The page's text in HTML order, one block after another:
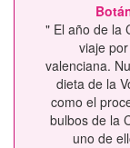
" El año de la
viaje
valenciana.
dieta de la
como el
bulbos de la
uno de